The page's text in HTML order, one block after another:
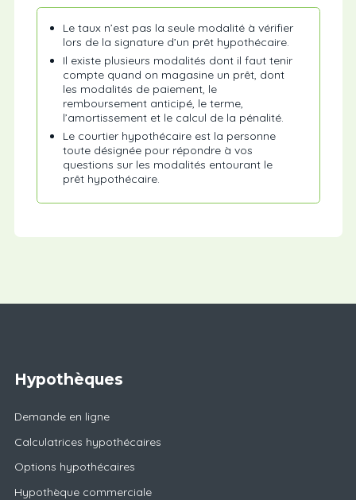
Le taux n’est pas la seule modalité à vérifier
lors de la signature d’un prêt hypothécaire.
Il existe plusieurs modalités dont il faut tenir
compte quand on magasine un prêt, dont
les modalités de paiement, le
remboursement anticipé, le terme,
l’amortissement et le calcul de la pénalité.
Le courtier hypothécaire est la personne
toute désignée pour répondre à vos
questions sur les modalités entourant le
prêt hypothécaire.
Hypothèques
Demande en ligne
Calculatrices hypothécaires
Options hypothécaires
Hypothèque commerciale